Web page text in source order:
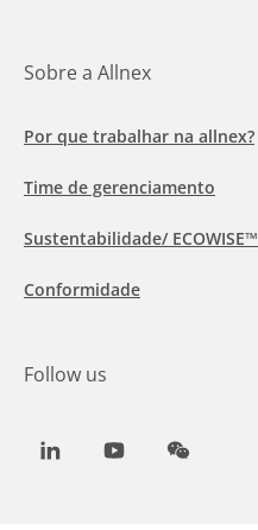
Sobre a Allnex
Por que trabalhar na allnex?
Time de gerenciamento
Sustentabilidade/ ECOWISE™
Conformidade
Follow us
LinkedInYoutubeWeChat